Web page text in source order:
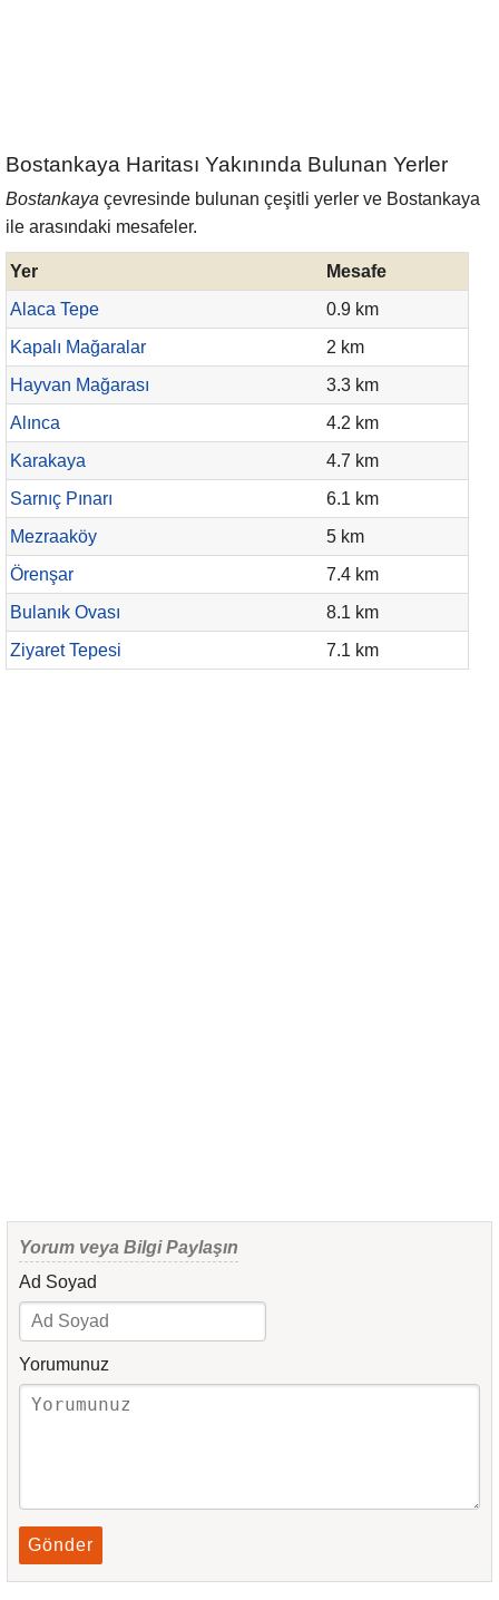
Bostankaya Haritası Yakınında Bulunan Yerler
Bostankaya çevresinde bulunan çeşitli yerler ve Bostankaya
ile arasındaki mesafeler.
Yer
Mesafe
Alaca Tepe
0.9 km
Kapalı Mağaralar
2 km
Hayvan Mağarası
3.3 km
Alınca
4.2 km
Karakaya
4.7 km
Sarnıç Pınarı
6.1 km
Mezraaköy
5 km
Örenşar
7.4 km
Bulanık Ovası
8.1 km
Ziyaret Tepesi
7.1 km
Yorum veya Bilgi Paylaşın
Ad Soyad
Yorumunuz
Gönder